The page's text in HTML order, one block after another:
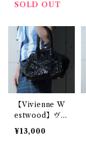
ーブロゴレオパ
ッグ pink
SOLD OUT
【Vivienne W
estwood】ヴ
ィヴィアンウエ
ストウッド オ
¥13,000